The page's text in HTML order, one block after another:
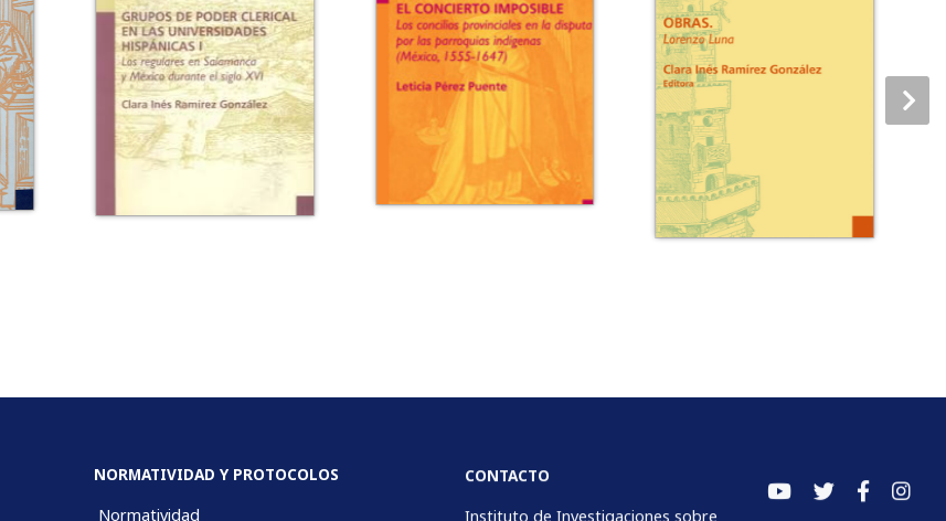
NORMATIVIDAD Y PROTOCOLOS
Normatividad
CONTACTO
Instituto de Investigaciones sobre